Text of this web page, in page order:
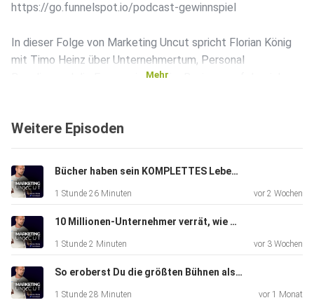
https://go.funnelspot.io/podcast-gewinnspiel
In dieser Folge von Marketing Uncut spricht Florian König
mit Timo Heinz über Unternehmertum, Personal
Branding und die Frage, wie man im Business erfolgreich
Business ist immer auch Persönlichkeitsentwicklung. Es
geht darum, trotz Meinungen von außen authentisch zu
bleiben,
eine starke Personenmarke aufzubauen und gleichzeitig
gesunde
Außerdem
diskutieren die beiden den sinnvollen Einsatz von
Mehr
Weitere Episoden
Bücher haben sein KOMPLETTES Leben verändert! - Mit Tobias Milbrandt
1 Stunde 26 Minuten vor 2 Wochen
10 Millionen-Unternehmer verrät, wie Du die Chancen von AI wirklich für Dich nutzt
1 Stunde 2 Minuten vor 3 Wochen
So eroberst Du die größten Bühnen als Speaker - mit Sascha Müller
1 Stunde 28 Minuten vor 1 Monat